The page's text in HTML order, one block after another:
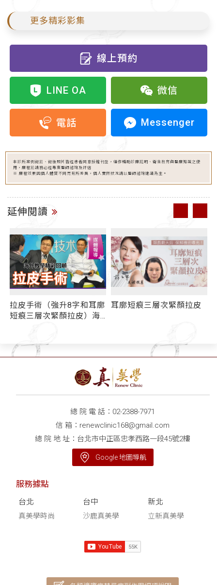
更多精彩影集
線上預約
LINE OA 微信
電話 Messenger
本診所案例術前、術後照片皆經患者同意授權刊登，僅作輔助診療說明、衛生教育與醫療知識之使
用，療程前請務必經專業醫師諮詢及評估
※ 療程效果因個人體質不同而有所差異，個人實際狀況請以醫師諮詢建議為主。
延伸閱讀
拉皮手術（強升8字和耳廓
短痕三層次緊顏拉皮）海
耳廓短痕三層次緊顏拉皮
總 院 電 話： 02-2388-7971
信 箱： renewclinic168@gmail.com
總 院 地 址：台北市中正區忠孝西路一段45號2樓
Google 地圖導航
服務據點
台北
真美學時尚
台中
沙鹿真美學
新北
立新真美學